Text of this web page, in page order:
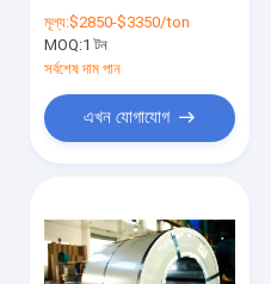
মূল্য:$2850-$3350/ton
MOQ:1 টন
সর্বশেষ দাম পান
এখন যোগাযোগ